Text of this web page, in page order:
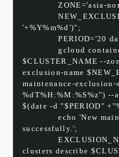
ZONE='asia-
'+%Y%m%d')";
PERIOD='20
gcloud container
$CLUSTER_NAME --
exclusion-name
maintenance-exclusion-
%dT%H:%M:%S%z") --
$(date -d "$PERIOD"
echo 'New
successfully.';
clusters describe